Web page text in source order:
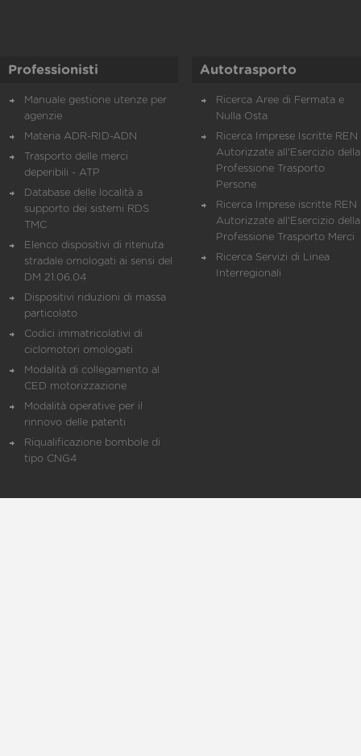
Professionisti
Manuale gestione utenze per
agenzie
Materia ADR-RID-ADN
Trasporto delle merci
deperibili - ATP
Database delle località a
supporto dei sistemi RDS
TMC
Elenco dispositivi di ritenuta
stradale omologati ai sensi del
DM 21.06.04
Dispositivi riduzioni di massa
particolato
Codici immatricolativi di
ciclomotori omologati
Modalità di collegamento al
CED motorizzazione
Modalità operative per il
rinnovo delle patenti
Riqualificazione bombole di
tipo CNG4
Autotrasporto
Ricerca Aree di Fermata e
Nulla Osta
Ricerca Imprese Iscritte REN
Autorizzate all'Esercizio della
Professione Trasporto
Persone
Ricerca Imprese iscritte REN
Autorizzate all'Esercizio della
Professione Trasporto Merci
Ricerca Servizi di Linea
Interregionali